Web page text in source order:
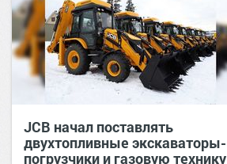
JCB начал поставлять
двухтопливные экскаваторы-
погрузчики и газовую технику